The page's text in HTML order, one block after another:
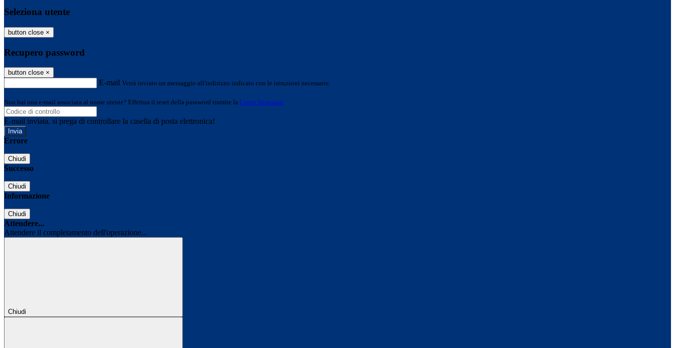
Seleziona utente
button close ×
Recupero password
button close ×
E-mail Verrà inviato un messaggio all'indirizzo indicato con le istruzioni necessarie.
Non hai una e-mail associata al nome utente? Effettua il reset della password tramite la Login Spaggiari
E-mail inviata, si prega di controllare la casella di posta elettronica!
Errore
Chiudi
Successo
Chiudi
Informazione
Chiudi
Attendere...
Attendere il completamento dell'operazione...
Chiudi